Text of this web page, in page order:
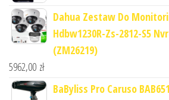
Dahua Zestaw Do
Hdbw1230R-Zs-2812-S5
(ZM26219)
5962,00 zł
BaByliss Pro Caruso